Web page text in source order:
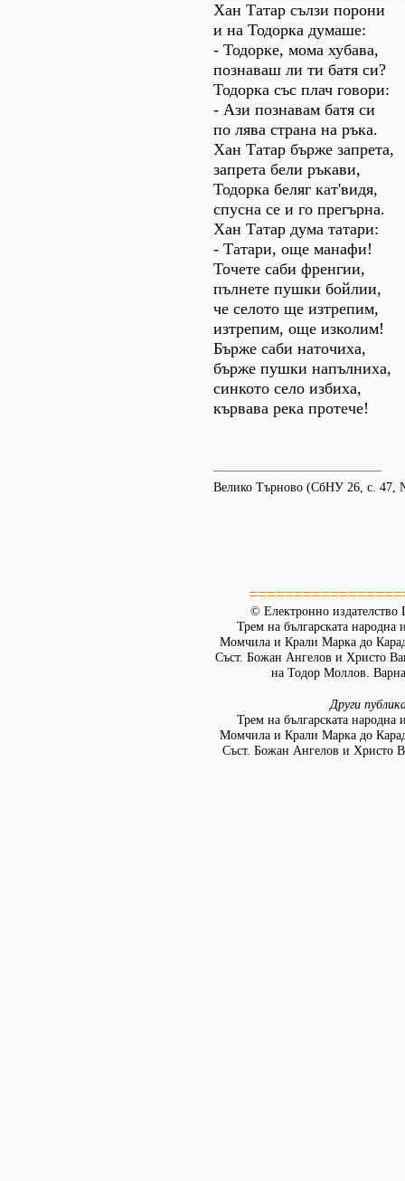
Хан Татар сълзи порони
и на Тодорка думаше:
- Тодорке, мома хубава,
познаваш ли ти батя си?
Тодорка със плач говори:
- Ази познавам батя си
по лява страна на ръка.
Хан Татар бърже запрета,
запрета бели ръкави,
Тодорка беляг кат'видя,
спусна се и го прегърна.
Хан Татар дума татари:
- Татари, още манафи!
Точете саби френгии,
пълнете пушки бойлии,
че селото ще изтрепим,
изтрепим, още изколим!
Бърже саби наточиха,
бърже пушки напълниха,
синкото село избиха,
кървава река протече!
Велико Търново (СбНУ 26, с. 47,
© Електронно издателство
Трем на българската народна
Момчила и Крали Марка до
Съст. Божан Ангелов и Христо
на Тодор Моллов.
Други
Трем на българската народна
Момчила и Крали Марка до
Съст. Божан Ангелов и Христо